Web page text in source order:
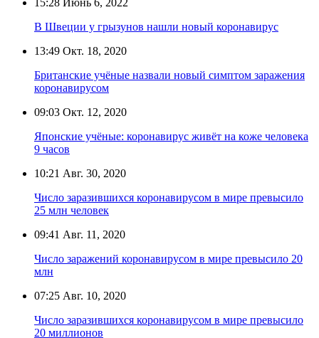
15:28 Июнь 6, 2022
В Швеции у грызунов нашли новый коронавирус
13:49 Окт. 18, 2020
Британские учёные назвали новый симптом заражения
коронавирусом
09:03 Окт. 12, 2020
Японские учёные: коронавирус живёт на коже человека
9 часов
10:21 Авг. 30, 2020
Число заразившихся коронавирусом в мире превысило
25 млн человек
09:41 Авг. 11, 2020
Число заражений коронавирусом в мире превысило 20
млн
07:25 Авг. 10, 2020
Число заразившихся коронавирусом в мире превысило
20 миллионов